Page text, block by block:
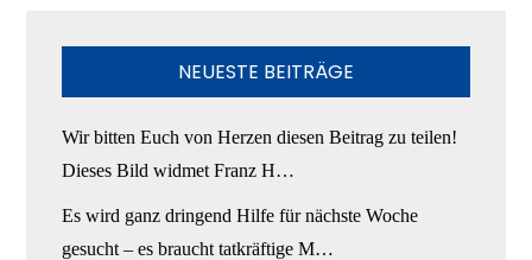
NEUESTE BEITRÄGE
Wir bitten Euch von Herzen diesen Beitrag zu teilen!
Dieses Bild widmet Franz H…
Es wird ganz dringend Hilfe für nächste Woche
gesucht – es braucht tatkräftige M…